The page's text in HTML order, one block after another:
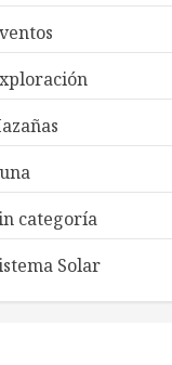
categoría
Solar